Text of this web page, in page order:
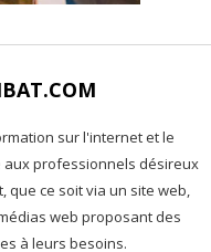
sur l'internet et le
aux professionnels désireux
que ce soit via un site web,
web proposant des
à leurs besoins.